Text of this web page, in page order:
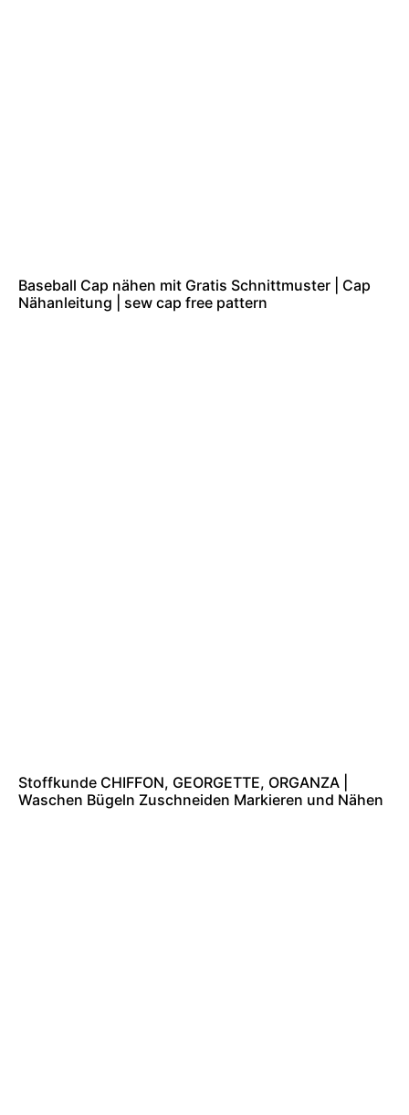
Baseball Cap nähen mit Gratis Schnittmuster | Cap
Nähanleitung | sew cap free pattern
Stoffkunde CHIFFON, GEORGETTE, ORGANZA |
Waschen Bügeln Zuschneiden Markieren und Nähen